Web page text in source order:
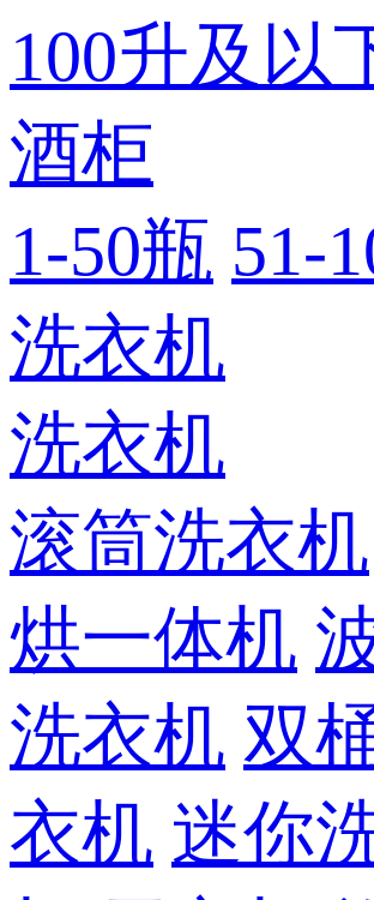
100升及以
酒柜
1-50瓶 51-
洗衣机
洗衣机
滚筒洗衣机
烘一体机
洗衣机 双
衣机 迷你